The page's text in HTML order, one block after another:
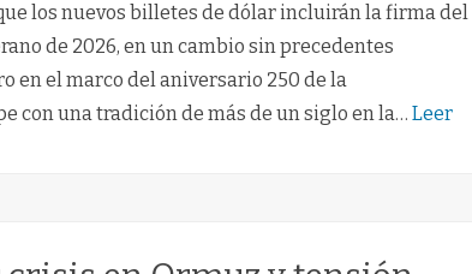
presidencial
giro
histórico
en
UU.
los nuevos billetes de dólar incluirán la firma del
de 2026, en un cambio sin precedentes
en el marco del aniversario 250 de la
con una tradición de más de un siglo en la… Leer